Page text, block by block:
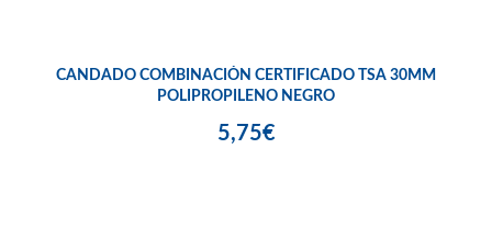
CANDADO COMBINACIÓN CERTIFICADO TSA 30MM
POLIPROPILENO NEGRO
5,75€